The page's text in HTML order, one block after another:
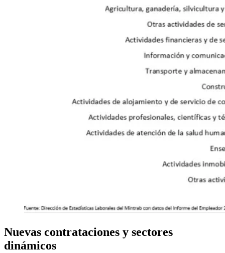
Nuevas contrataciones y sectores
dinámicos